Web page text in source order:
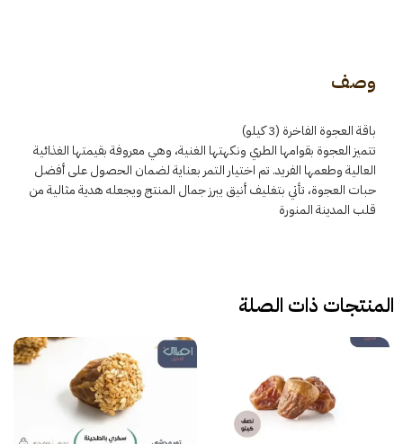
وصف
باقة العجوة الفاخرة (3 كيلو)
تتميز العجوة بقوامها الطري ونكهتها الغنية، وهي معروفة بقيمتها الغذائية
العالية وطعمها الفريد. تم اختيار التمر بعناية لضمان الحصول على أفضل
حبات العجوة، تأتي بتغليف أنيق يبرز جمال المنتج ويجعله هدية مثالية من
قلب المدينة المنورة
المنتجات ذات الصلة